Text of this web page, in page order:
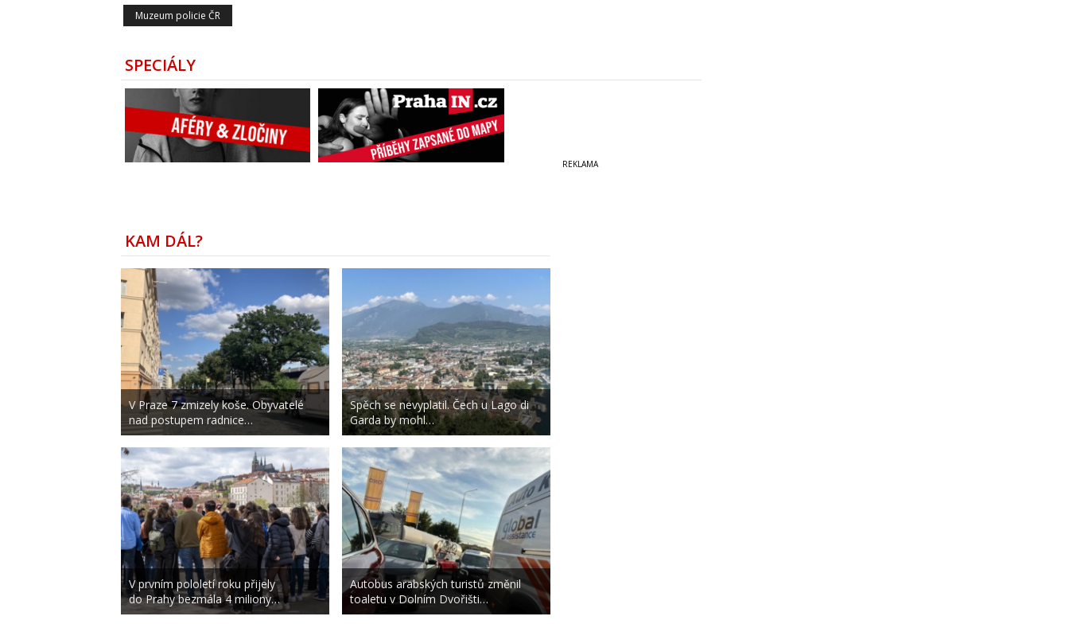
Muzeum policie ČR
SPECIÁLY
KAM DÁL?
V Praze 7 zmizely koše. Obyvatelé
nad postupem radnice…
V prvním pololetí roku přijely
do Prahy bezmála 4 miliony…
Spěch se nevyplatil. Čech u Lago di
Garda by mohl…
Autobus arabských turistů změnil
toaletu v Dolním Dvořišti…